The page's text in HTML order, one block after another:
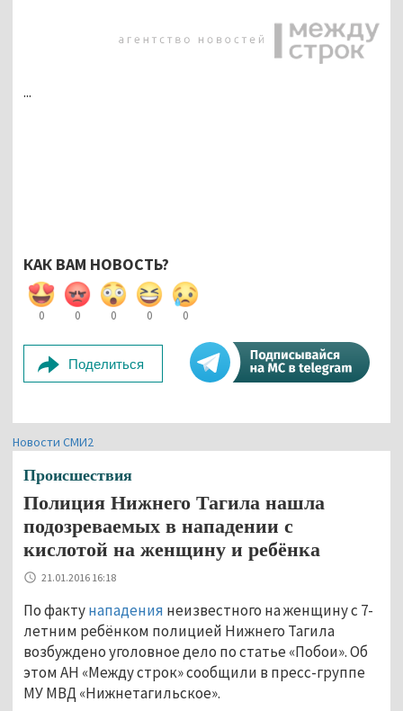
...
КАК ВАМ НОВОСТЬ?
0 0 0 0 0
Поделиться
Новости СМИ2
Происшествия
Полиция Нижнего Тагила нашла
подозреваемых в нападении с
кислотой на женщину и ребёнка
21.01.2016 16:18
По фактунападения неизвестного на женщину с 7-
летним ребёнком полицией Нижнего Тагила
возбуждено уголовное дело по статье «Побои». Об
этом АН «Между строк» сообщили в пресс-группе
МУ МВД «Нижнетагильское».